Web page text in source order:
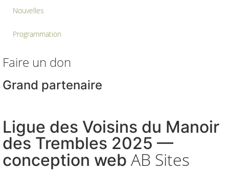
Nouvelles
Programmation
Faire un don
Grand partenaire
Ligue des Voisins du Manoir
des Trembles 2025 —
conception web AB Sites